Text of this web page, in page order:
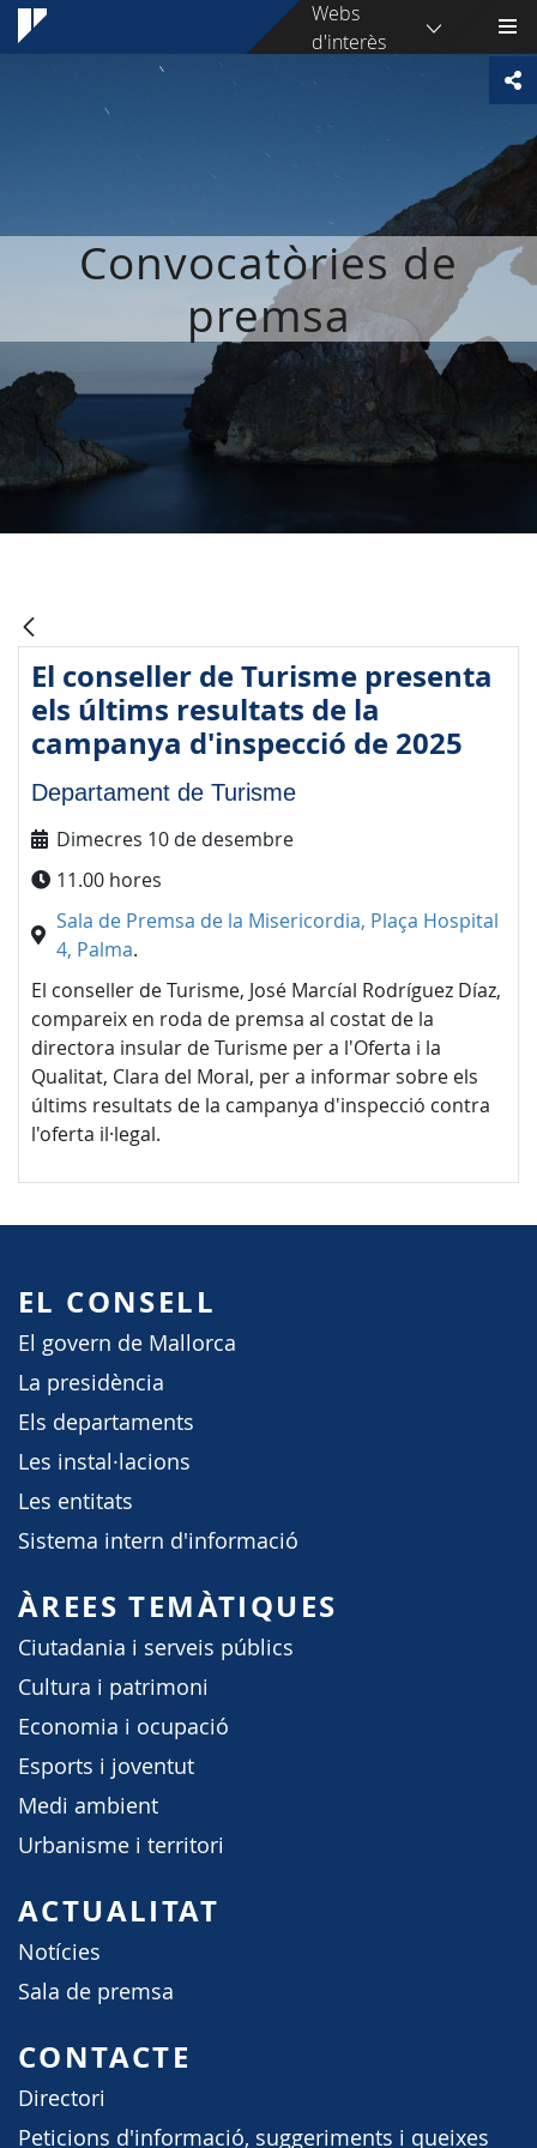
Webs
d'interès
Convocatòries de
premsa
El conseller de Turisme presenta
els últims resultats de la
campanya d'inspecció de 2025
Departament de Turisme
Dimecres 10 de desembre
11.00 hores
Sala de Premsa de la Misericordia, Plaça Hospital
4, Palma.
El conseller de Turisme, José Marcíal Rodríguez Díaz,
compareix en roda de premsa al costat de la
directora insular de Turisme per a l'Oferta i la
Qualitat, Clara del Moral, per a informar sobre els
últims resultats de la campanya d'inspecció contra
l'oferta il·legal.
EL CONSELL
El govern de Mallorca
La presidència
Els departaments
Les instal·lacions
Les entitats
Sistema intern d'informació
ÀREES TEMÀTIQUES
Ciutadania i serveis públics
Cultura i patrimoni
Economia i ocupació
Esports i joventut
Medi ambient
Urbanisme i territori
ACTUALITAT
Notícies
Sala de premsa
CONTACTE
Directori
Peticions d'informació, suggeriments i queixes